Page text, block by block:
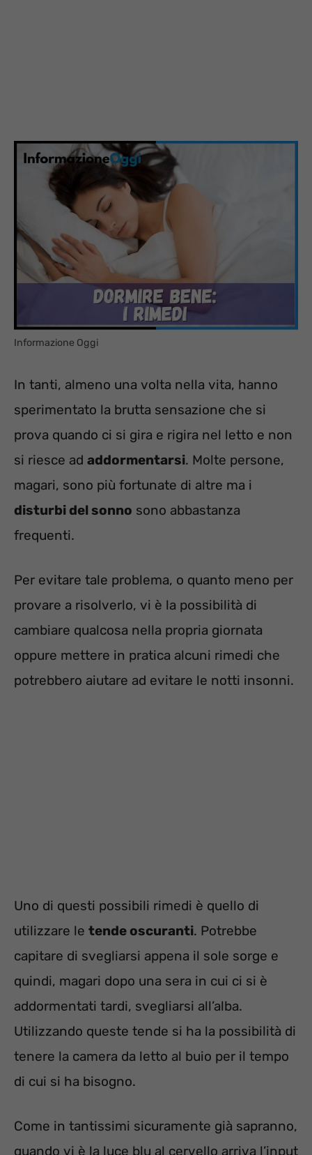
Informazione Oggi
In tanti, almeno una volta nella vita, hanno
sperimentato la brutta sensazione che si
prova quando ci si gira e rigira nel letto e non
si riesce ad addormentarsi. Molte persone,
magari, sono più fortunate di altre ma i
disturbi del sonno sono abbastanza
frequenti.
Per evitare tale problema, o quanto meno per
provare a risolverlo, vi è la possibilità di
cambiare qualcosa nella propria giornata
oppure mettere in pratica alcuni rimedi che
potrebbero aiutare ad evitare le notti insonni.
Uno di questi possibili rimedi è quello di
utilizzare le tende oscuranti. Potrebbe
capitare di svegliarsi appena il sole sorge e
quindi, magari dopo una sera in cui ci si è
addormentati tardi, svegliarsi all’alba.
Utilizzando queste tende si ha la possibilità di
tenere la camera da letto al buio per il tempo
di cui si ha bisogno.
Come in tantissimi sicuramente già sapranno,
quando vi è la luce blu al cervello arriva l’input